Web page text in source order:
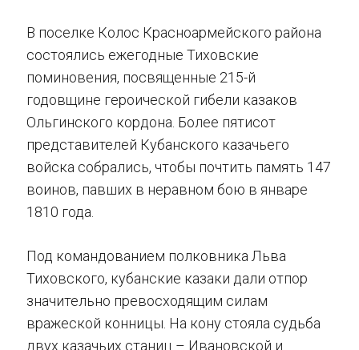
В поселке Колос Красноармейского района
состоялись ежегодные Тиховские
поминовения, посвященные 215-й
годовщине героической гибели казаков
Ольгинского кордона. Более пятисот
представителей Кубанского казачьего
войска собрались, чтобы почтить память 147
воинов, павших в неравном бою в январе
1810 года.
Под командованием полковника Льва
Тиховского, кубанские казаки дали отпор
значительно превосходящим силам
вражеской конницы. На кону стояла судьба
двух казачьих станиц – Ивановской и